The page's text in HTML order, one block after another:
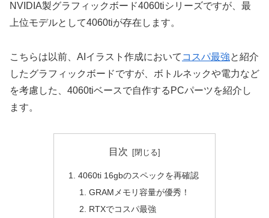
NVIDIA製グラフィックボード4060tiシリーズですが、最
上位モデルとして4060tiが存在します。
こちらは以前、AIイラスト作成において コスパ最強と紹介
したグラフィックボードですが、ボトルネックや電力など
を考慮した、4060tiベースで自作するPCパーツを紹介し
ます。
目次
4060ti 16gbのスペックを再確認
GRAMメモリ容量が優秀！
RTXでコスパ最強